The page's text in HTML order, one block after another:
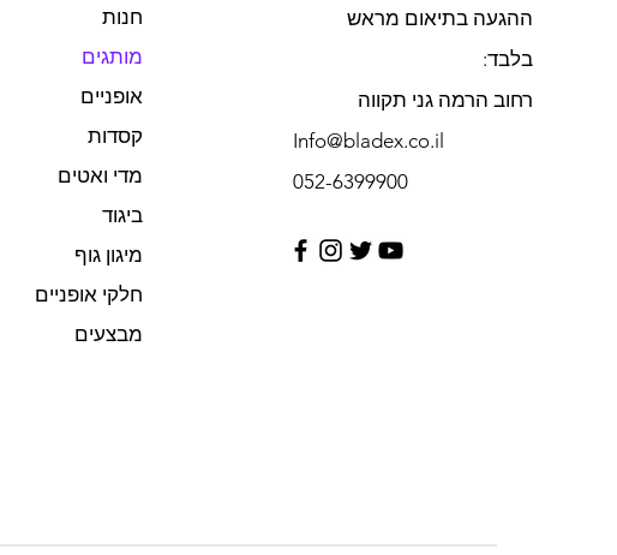
חנות
מותגים
אופניים
קסדות
מדי ואטים
ביגוד
מיגון גוף
חלקי אופניים
מבצעים
ההגעה בתיאום מראש
בלבד:
רחוב הרמה גני תקווה
Info@bladex.co.il
052-6399900​